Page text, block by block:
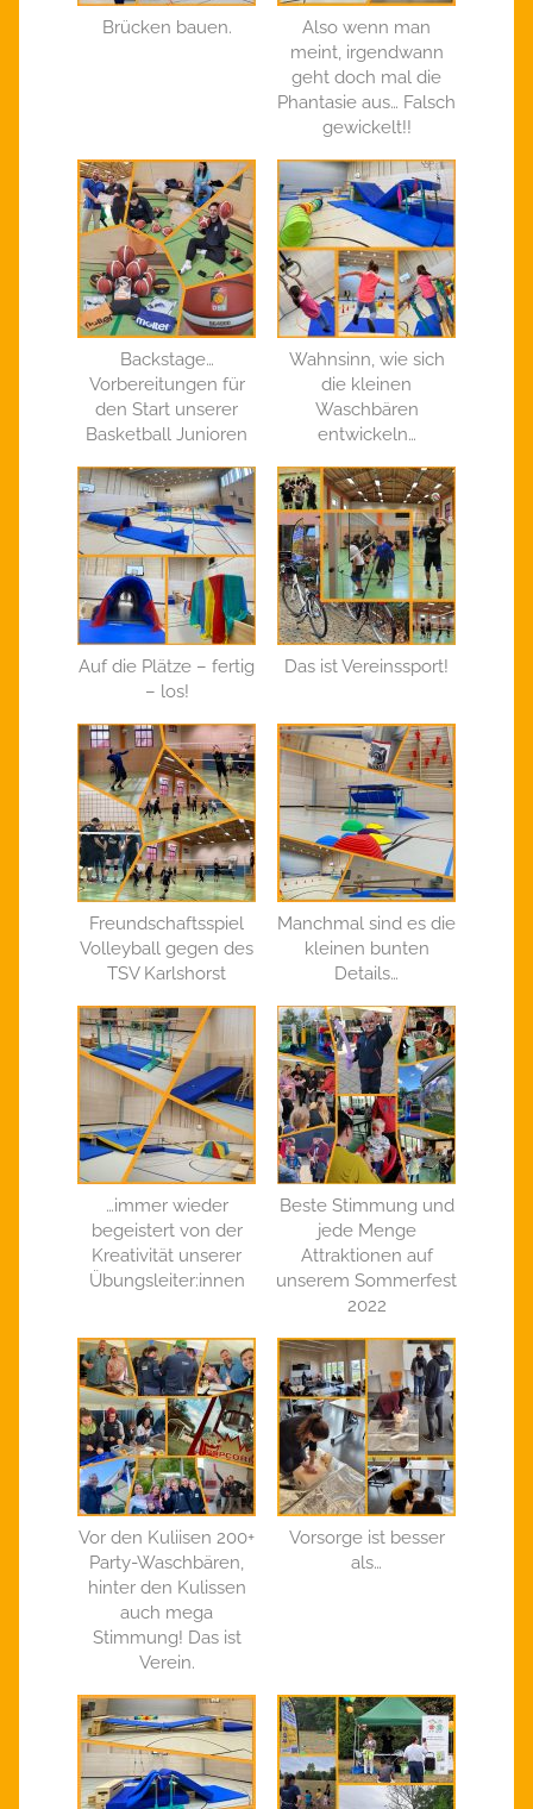
Brücken bauen.
Also wenn man
meint, irgendwann
geht doch mal die
Phantasie aus… Falsch
gewickelt!!
Backstage…
Vorbereitungen für
den Start unserer
Basketball Junioren
Wahnsinn, wie sich
die kleinen
Waschbären
entwickeln…
Auf die Plätze – fertig
– los!
Das ist Vereinssport!
Freundschaftsspiel
Volleyball gegen des
TSV Karlshorst
Manchmal sind es die
kleinen bunten
Details…
…immer wieder
begeistert von der
Kreativität unserer
Übungsleiter:innen
Beste Stimmung und
jede Menge
Attraktionen auf
unserem Sommerfest
2022
Vor den Kuliisen 200+
Party-Waschbären,
hinter den Kulissen
auch mega
Stimmung! Das ist
Verein.
Vorsorge ist besser
als…